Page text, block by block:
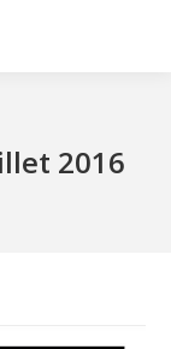
2016